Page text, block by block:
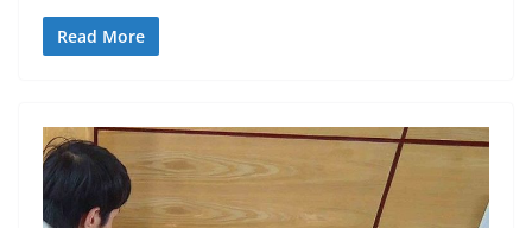
Read More